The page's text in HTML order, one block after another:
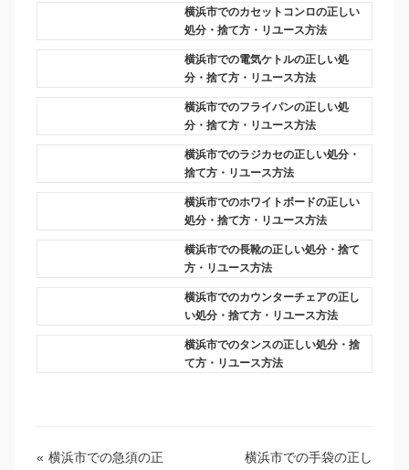
横浜市でのカセットコンロの正しい
処分・捨て方・リユース方法
横浜市での電気ケトルの正しい処
分・捨て方・リユース方法
横浜市でのフライパンの正しい処
分・捨て方・リユース方法
横浜市でのラジカセの正しい処分・
捨て方・リユース方法
横浜市でのホワイトボードの正しい
処分・捨て方・リユース方法
横浜市での長靴の正しい処分・捨て
方・リユース方法
横浜市でのカウンターチェアの正し
い処分・捨て方・リユース方法
横浜市でのタンスの正しい処分・捨
て方・リユース方法
« 横浜市での急須の正
横浜市での手袋の正し